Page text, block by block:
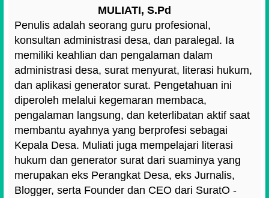
MULIATI, S.Pd
Penulis adalah seorang guru profesional,
konsultan administrasi desa, dan paralegal. Ia
memiliki keahlian dan pengalaman dalam
administrasi desa, surat menyurat, literasi hukum,
dan aplikasi generator surat. Pengetahuan ini
diperoleh melalui kegemaran membaca,
pengalaman langsung, dan keterlibatan aktif saat
membantu ayahnya yang berprofesi sebagai
Kepala Desa. Muliati juga mempelajari literasi
hukum dan generator surat dari suaminya yang
merupakan eks Perangkat Desa, eks Jurnalis,
Blogger, serta Founder dan CEO dari SuratO -